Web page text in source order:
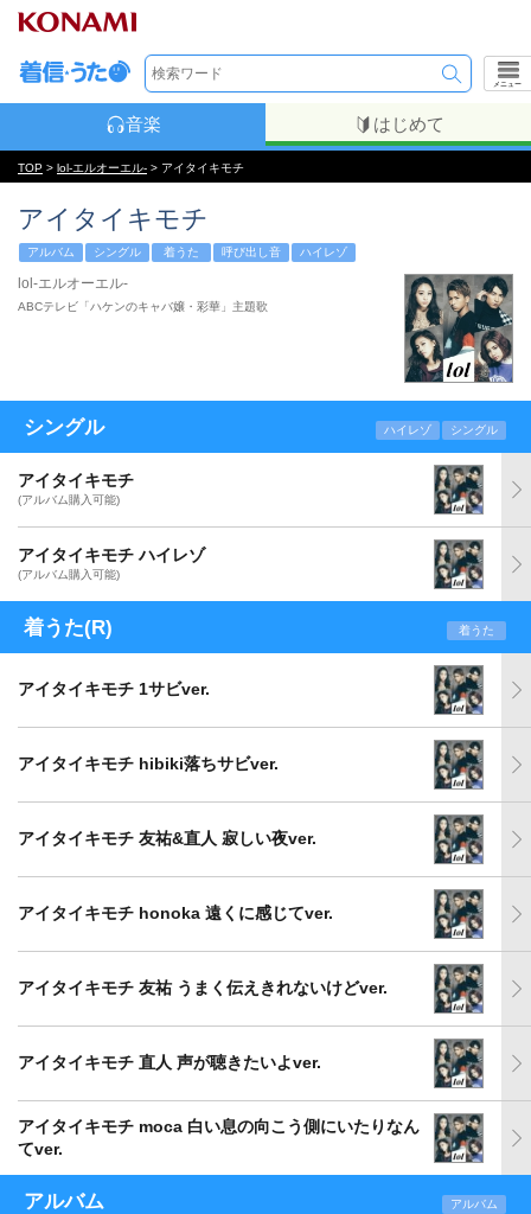
メニュー
音楽 はじめて
TOP > lol-エルオーエル- > アイタイキモチ
アイタイキモチ
アルバム シングル 着うた 呼び出し音 ハイレゾ
lol-エルオーエル-
ABCテレビ「ハケンのキャバ嬢・彩華」主題歌
シングル ハイレゾ シングル
アイタイキモチ
(アルバム購入可能)
アイタイキモチ ハイレゾ
(アルバム購入可能)
着うた(R) 着うた
アイタイキモチ 1サビver.
アイタイキモチ hibiki落ちサビver.
アイタイキモチ 友祐&直人 寂しい夜ver.
アイタイキモチ honoka 遠くに感じてver.
アイタイキモチ 友祐 うまく伝えきれないけどver.
アイタイキモチ 直人 声が聴きたいよver.
アイタイキモチ moca 白い息の向こう側にいたりなん
てver.
アルバム アルバム